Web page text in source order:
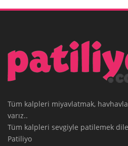
Tüm kalpleri miyavlatmak,
varız..
Tüm kalpleri sevgiyle patilemek
Patiliyo